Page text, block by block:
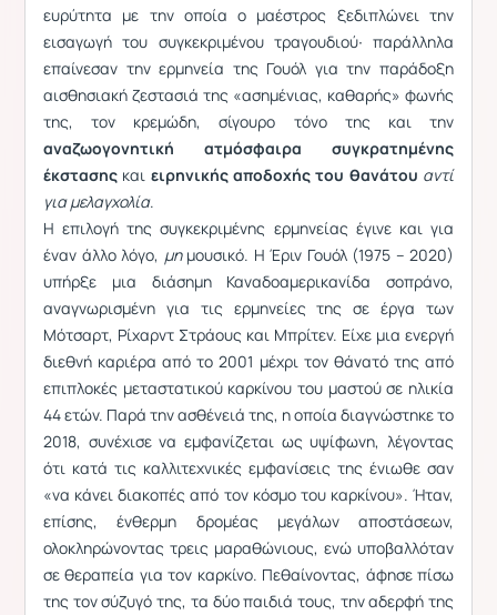
ευρύτητα με την οποία ο μαέστρος ξεδιπλώνει την
εισαγωγή του συγκεκριμένου τραγουδιού∙ παράλληλα
επαίνεσαν την ερμηνεία της Γουόλ για την παράδοξη
αισθησιακή ζεστασιά της «ασημένιας, καθαρής» φωνής
της, τον κρεμώδη, σίγουρο τόνο της και την
αναζωογονητική ατμόσφαιρα συγκρατημένης
έκστασης και ειρηνικής αποδοχής του θανάτου αντί
για μελαγχολία.
Η επιλογή της συγκεκριμένης ερμηνείας έγινε και για
έναν άλλο λόγο, μημουσικό. Η Έριν Γουόλ (1975 – 2020)
υπήρξε μια διάσημη Καναδοαμερικανίδα σοπράνο,
αναγνωρισμένη για τις ερμηνείες της σε έργα των
Μότσαρτ, Ρίχαρντ Στράους και Μπρίτεν. Είχε μια ενεργή
διεθνή καριέρα από το 2001 μέχρι τον θάνατό της από
επιπλοκές μεταστατικού καρκίνου του μαστού σε ηλικία
44 ετών. Παρά την ασθένειά της, η οποία διαγνώστηκε το
2018, συνέχισε να εμφανίζεται ως υψίφωνη, λέγοντας
ότι κατά τις καλλιτεχνικές εμφανίσεις της ένιωθε σαν
«να κάνει διακοπές από τον κόσμο του καρκίνου». Ήταν,
επίσης, ένθερμη δρομέας μεγάλων αποστάσεων,
ολοκληρώνοντας τρεις μαραθώνιους, ενώ υποβαλλόταν
σε θεραπεία για τον καρκίνο. Πεθαίνοντας, άφησε πίσω
της τον σύζυγό της, τα δύο παιδιά τους, την αδερφή της